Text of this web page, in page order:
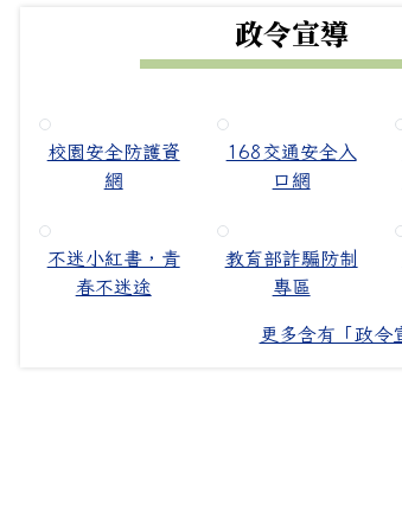
政令宣導
校園安全防護資
網
168交通安全入
口網
不迷小紅書，青
春不迷途
教育部詐騙防制
專區
更多含有「政令